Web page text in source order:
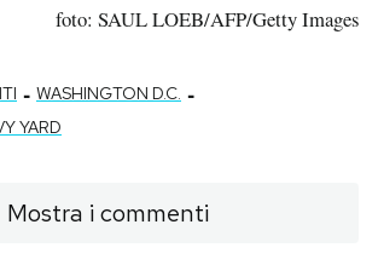
foto: SAUL LOEB/AFP/Getty Images
- WASHINGTON D.C. -
YARD
Mostra i commenti